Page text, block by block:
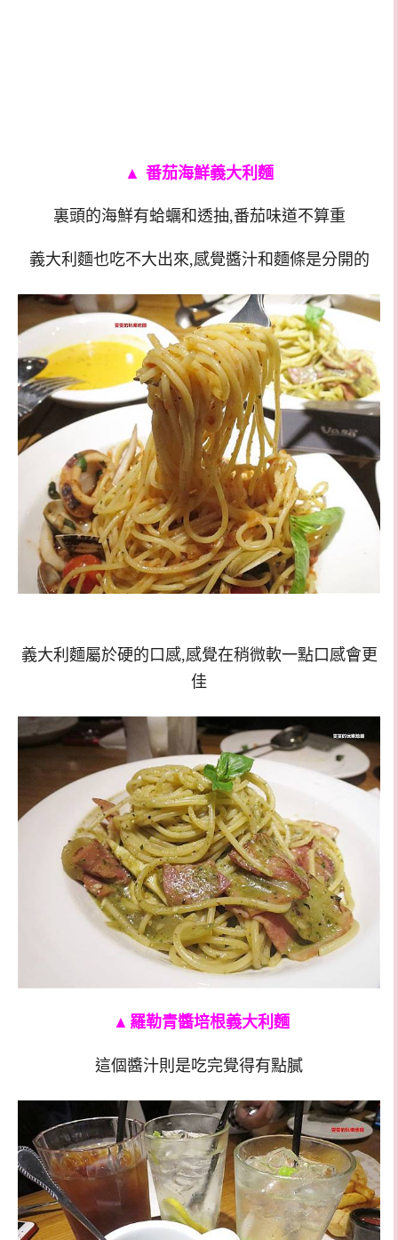
▲ 番茄海鮮義大利麵
裏頭的海鮮有蛤蠣和透抽,番茄味道不算重
義大利麵也吃不大出來,感覺醬汁和麵條是分開的
義大利麵屬於硬的口感,感覺在稍微軟一點口感會更
佳
▲ 羅勒青醬培根義大利麵
這個醬汁則是吃完覺得有點膩